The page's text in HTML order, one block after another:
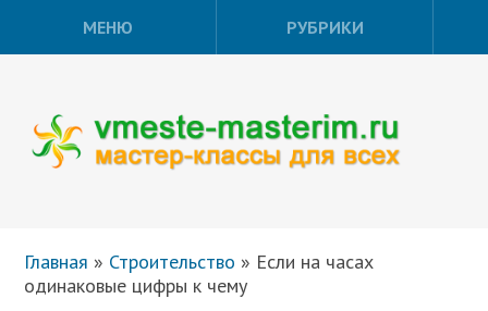
МЕНЮ РУБРИКИ
Главная » Строительство » Если на часах
одинаковые цифры к чему